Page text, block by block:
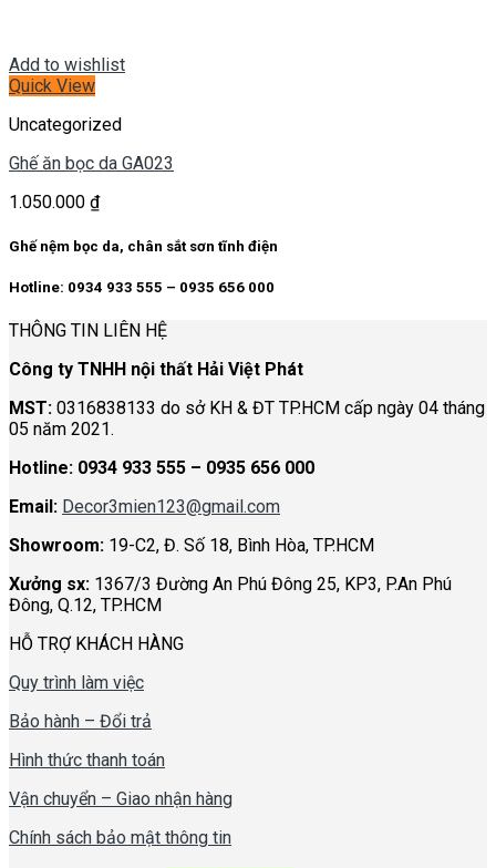
Add to wishlist
Quick View
Uncategorized
Ghế ăn bọc da GA023
1.050.000 ₫
Ghế nệm bọc da, chân sắt sơn tĩnh điện
Hotline: 0934 933 555 – 0935 656 000
THÔNG TIN LIÊN HỆ
Công ty TNHH nội thất Hải Việt Phát
MST: 0316838133 do sở KH & ĐT TP.HCM cấp ngày 04 tháng
05 năm 2021.
Hotline: 0934 933 555 – 0935 656 000
Email: Decor3mien123@gmail.com
Showroom: 19-C2, Đ. Số 18, Bình Hòa, TP.HCM
Xưởng sx: 1367/3 Đường An Phú Đông 25, KP3, P.An Phú
Đông, Q.12, TP.HCM
HỖ TRỢ KHÁCH HÀNG
Quy trình làm việc
Bảo hành – Đổi trả
Hình thức thanh toán
Vận chuyển – Giao nhận hàng
Chính sách bảo mật thông tin